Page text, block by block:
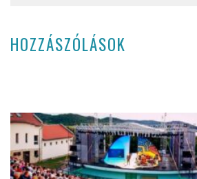
HOZZÁSZÓLÁSOK